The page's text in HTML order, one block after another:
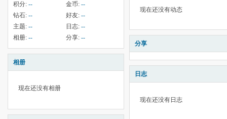
积分: -- 金币: --
钻石: -- 好友: --
主题: -- 日志: --
相册: -- 分享: --
相册
现在还没有相册
现在还没有动态
分享
日志
现在还没有日志